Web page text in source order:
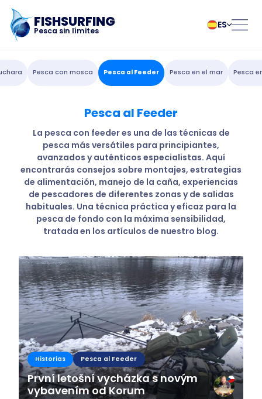
FISHSURFING
Pesca sin límites
ES
български
Čeština
Deutsch
English
Español
Français
Italiano
Magyar
Nederlands
Norsk
Pусский
Slovenčina
Suomalainen
Svenska
Türk
Українська
Blog
Acerca de la
aplicación
Fishsurfing
Business
Pesca con mosca Pesca al Feeder Pesca en el mar Pesca
Pesca al Feeder
La pesca con feeder es una de las técnicas de
pesca más versátiles para principiantes,
avanzados y auténticos especialistas. Aquí
encontrarás consejos sobre montajes, estrategias
de alimentación, manejo de la caña, experiencias
de pescadores de diferentes zonas y de salidas
habituales. Una técnica práctica y eficaz para la
pesca de fondo con la máxima sensibilidad,
tratada en los artículos de nuestro blog.
Historias Pesca al Feeder
První letošní vycházka s novým
vybavením od Korum